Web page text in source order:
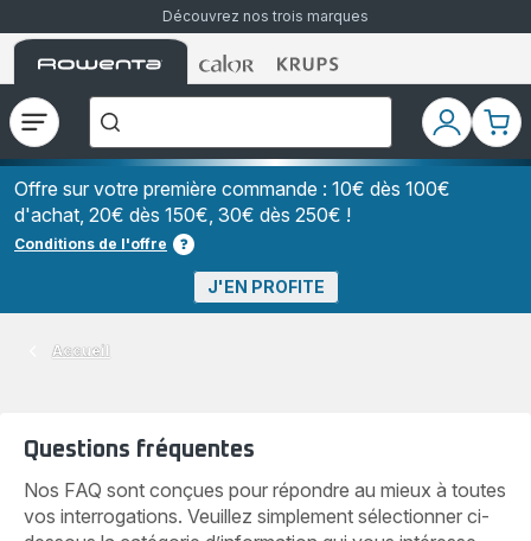
Découvrez nos trois marques
Accueil
Rowenta
Accueil
Rowenta
Accueil
Rowenta
Ouvrir
le
menu
recherchez-
vous
?","Aspirateurs
à
Grains","Centrales
Vapeurs","Sèche
Cheveux"]
Mon
compte
Mon
Offre sur votre première commande : 10€ dès 100€
d'achat, 20€ dès 150€, 30€ dès 250€ !
Conditions de l'offre
J'EN PROFITE
Accueil
Questions fréquentes
Nos FAQ sont conçues pour répondre au mieux à toutes
vos interrogations. Veuillez simplement sélectionner ci-